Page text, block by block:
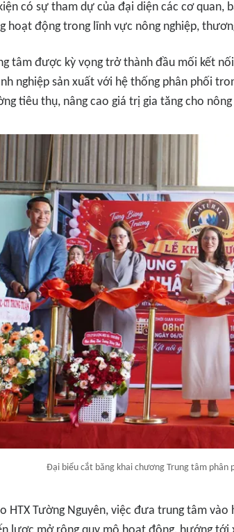
có sự tham dự của đại diện các cơ quan,
hoạt động trong lĩnh vực nông nghiệp,
tâm được kỳ vọng trở thành đầu mối kết
nghiệp sản xuất với hệ thống phân phối
tiêu thụ, nâng cao giá trị gia tăng cho
Đại biểu cắt băng khai chương Trung tâm phân
HTX Tường Nguyên, việc đưa trung tâm